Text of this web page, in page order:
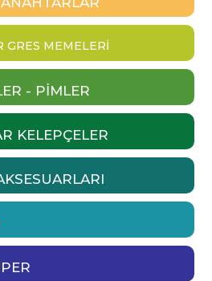
GRES MEMELERI
- PIMLER
KELEPÇELER